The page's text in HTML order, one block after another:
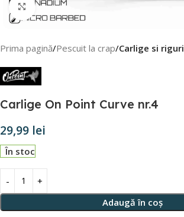
Click to enlarge
Prima pagină Pescuit la crap Carlige si riguri
Carlige On Point Curve nr.4
29,99 lei
În stoc
Adaugă în coș